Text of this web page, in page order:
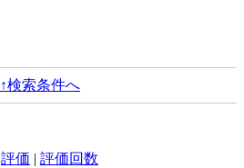
↑検索条件へ
評価 | 評価回数